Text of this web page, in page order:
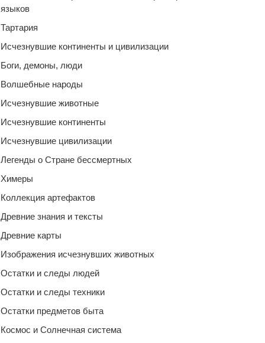
языков
Тартария
Исчезнувшие континенты и цивилизации
Боги, демоны, люди
Волшебные народы
Исчезнувшие животные
Исчезнувшие континенты
Исчезнувшие цивилизации
Легенды о Стране бессмертных
Химеры
Коллекция артефактов
Древние знания и тексты
Древние карты
Изображения исчезнувших животных
Остатки и следы людей
Остатки и следы техники
Остатки предметов быта
Космос и Солнечная система